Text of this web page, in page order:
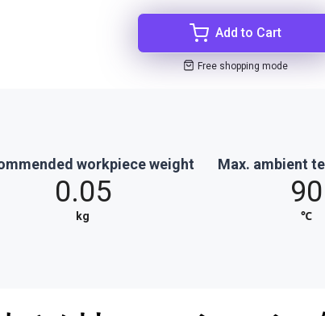
Add to Cart
Free shopping mode
workpiece weight
0.05
kg
Max. ambient
90
℃